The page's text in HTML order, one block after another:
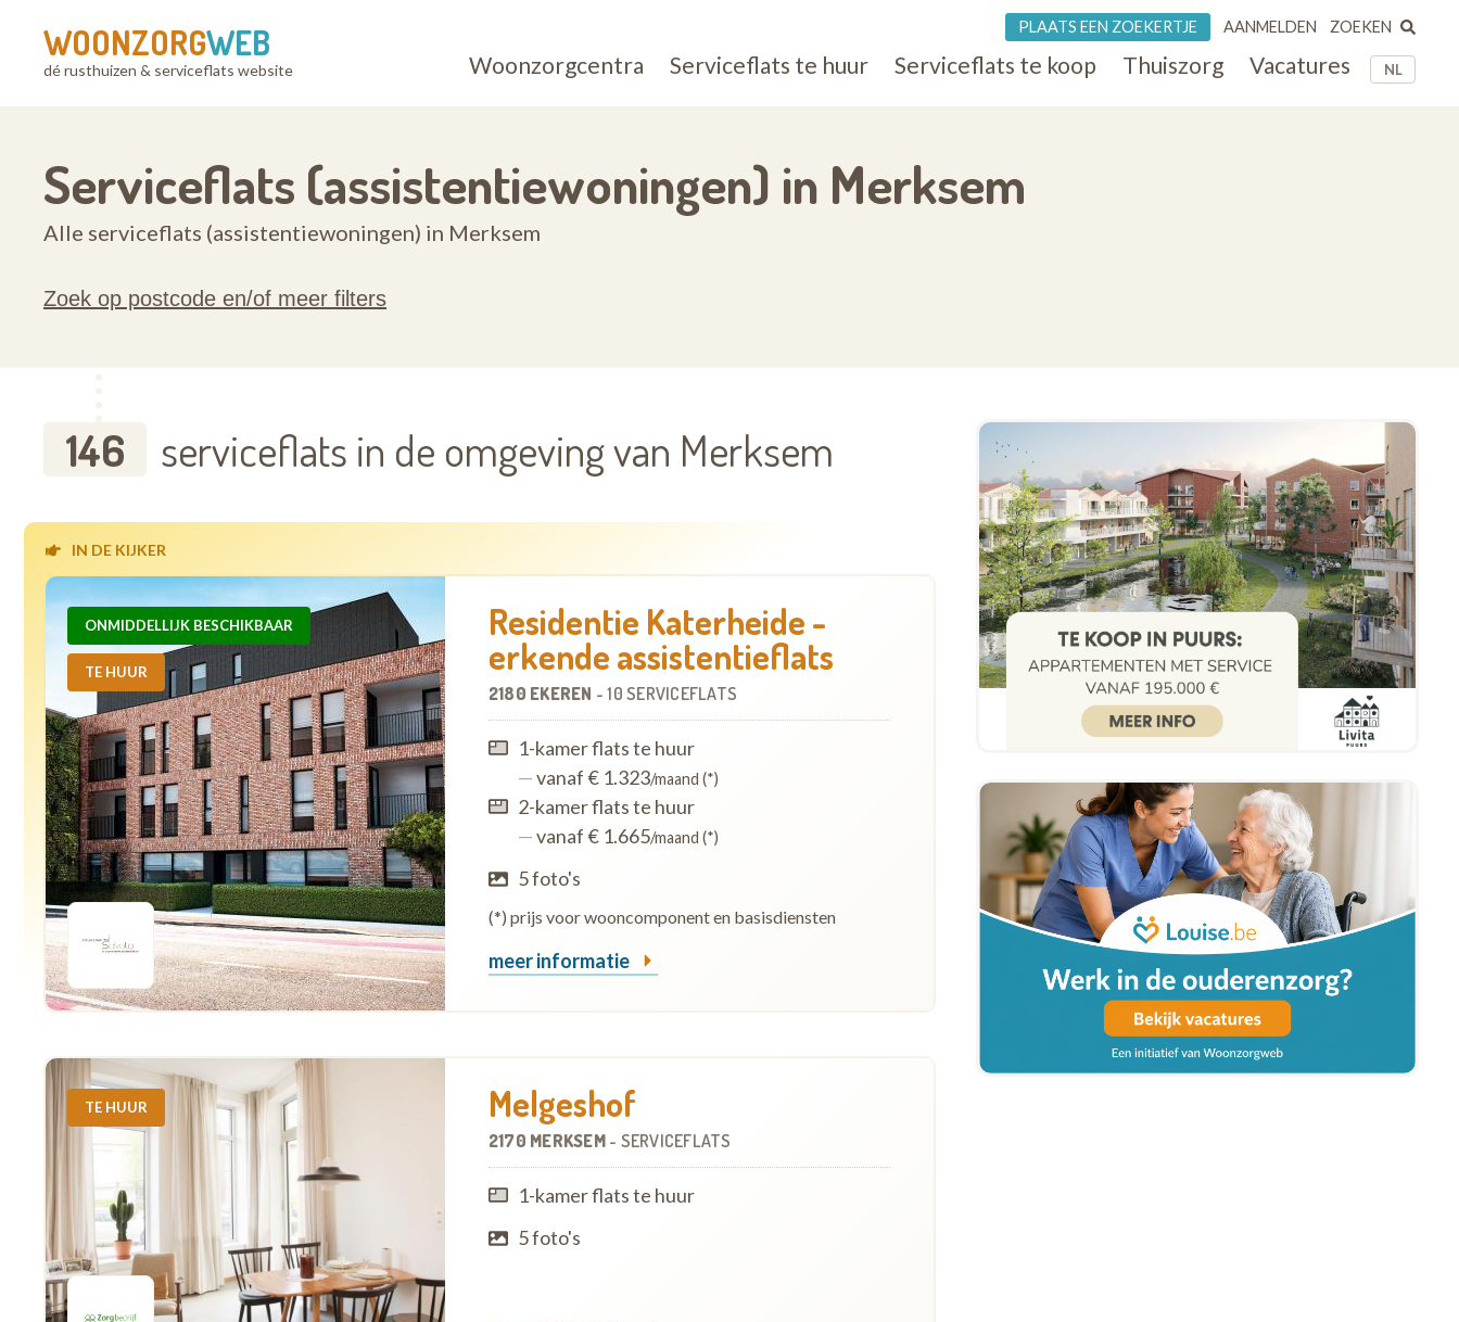
WOONZORGWEB
dé rusthuizen & serviceflats website NL
Woonzorgcentra Serviceflats te huur Serviceflats te koop Thuiszorg Vacatures
PLAATS EEN ZOEKERTJE AANMELDEN ZOEKEN
Serviceflats (assistentiewoningen) in Merksem
Alle serviceflats (assistentiewoningen) in Merksem
Zoek op postcode en/of meer filters
146 serviceflats in de omgeving van Merksem
IN DE KIJKER
ONMIDDELLIJK BESCHIKBAAR
TE HUUR
Residentie Katerheide -
erkende assistentieflats
2180 EKEREN -10 SERVICEFLATS
1-kamer flats te huur
—vanaf € 1.323/maand (*)
2-kamer flats te huur
—vanaf € 1.665/maand (*)
5 foto's
(*) prijs voor wooncomponent en basisdiensten
meer informatie
TE HUUR Melgeshof
2170 MERKSEM - SERVICEFLATS
1-kamer flats te huur
5 foto's